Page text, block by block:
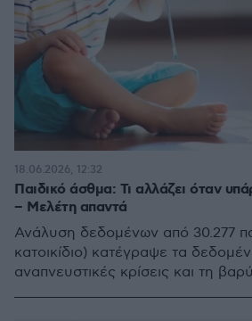
Παιδικό άσθμα: Τι αλλάζει όταν
– Μελέτη απαντά
Ανάλυση δεδομένων από 30.277
κατοικίδιο) κατέγραψε τα
αναπνευστικές κρίσεις και τη
18.06.2026, 12:32